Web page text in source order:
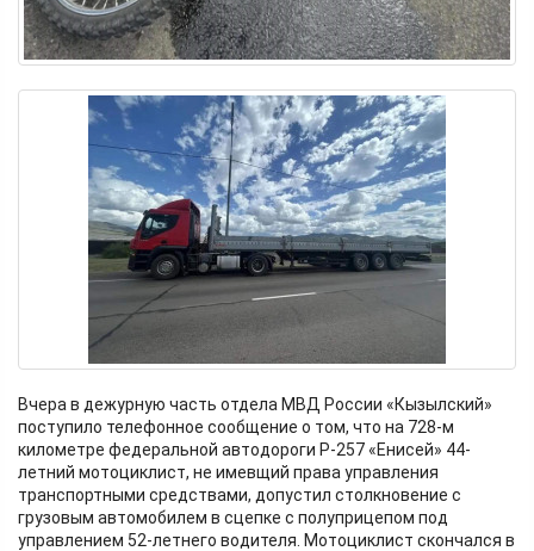
Вчера в дежурную часть отдела МВД России «Кызылский»
поступило телефонное сообщение о том, что на 728-м
километре федеральной автодороги Р-257 «Енисей» 44-
летний мотоциклист, не имевщий права управления
транспортными средствами, допустил столкновение с
грузовым автомобилем в сцепке с полуприцепом под
управлением 52-летнего водителя. Мотоциклист скончался в